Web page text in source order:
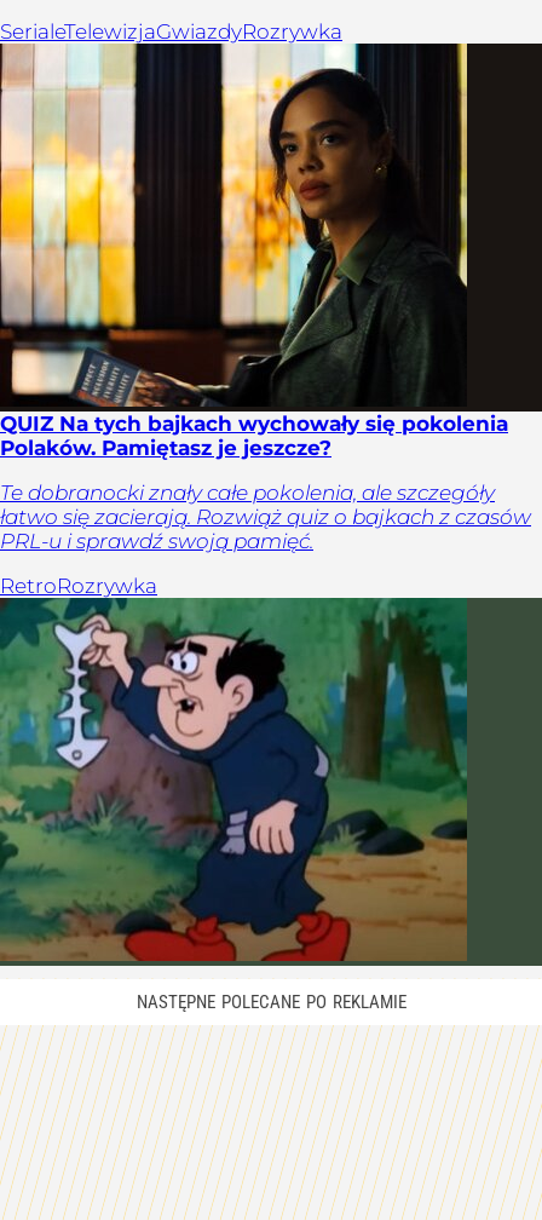
SerialeTelewizjaGwiazdyRozrywka
QUIZ Na tych bajkach wychowały się pokolenia
Polaków. Pamiętasz je jeszcze?
Te dobranocki znały całe pokolenia, ale szczegóły
łatwo się zacierają. Rozwiąż quiz o bajkach z czasów
PRL-u i sprawdź swoją pamięć.
RetroRozrywka